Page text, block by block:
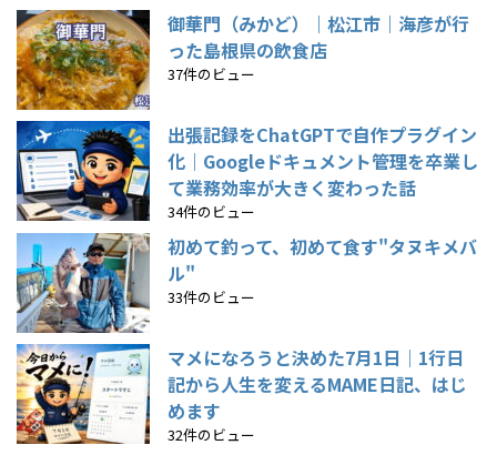
御華門（みかど）｜松江市｜海彦が行
った島根県の飲食店
37件のビュー
出張記録をChatGPTで自作プラグイン
化｜Googleドキュメント管理を卒業し
て業務効率が大きく変わった話
34件のビュー
初めて釣って、初めて食す"タヌキメバ
ル"
33件のビュー
マメになろうと決めた7月1日｜1行日
記から人生を変えるMAME日記、はじ
めます
32件のビュー